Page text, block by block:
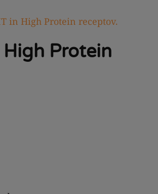
in High Protein receptov.
Protein